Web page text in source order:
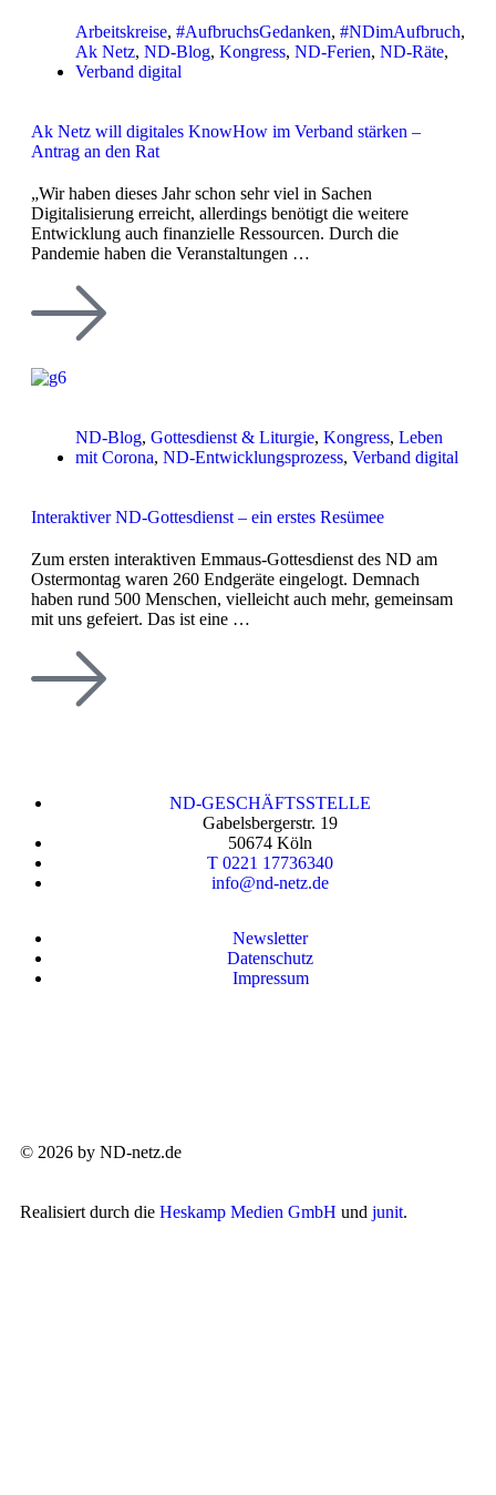
Arbeitskreise, #AufbruchsGedanken, #NDimAufbruch,
Ak Netz, ND-Blog, Kongress, ND-Ferien, ND-Räte,
Verband digital
Ak Netz will digitales KnowHow im Verband stärken –
Antrag an den Rat
„Wir haben dieses Jahr schon sehr viel in Sachen
Digitalisierung erreicht, allerdings benötigt die weitere
Entwicklung auch finanzielle Ressourcen. Durch die
Pandemie haben die Veranstaltungen …
ND-Blog, Gottesdienst & Liturgie, Kongress, Leben
mit Corona, ND-Entwicklungsprozess, Verband digital
Interaktiver ND-Gottesdienst – ein erstes Resümee
Zum ersten interaktiven Emmaus-Gottesdienst des ND am
Ostermontag waren 260 Endgeräte eingelogt. Demnach
haben rund 500 Menschen, vielleicht auch mehr, gemeinsam
mit uns gefeiert. Das ist eine …
ND-GESCHÄFTSSTELLE
Gabelsbergerstr. 19
50674 Köln
T 0221 17736340
info@nd-netz.de
Newsletter
Datenschutz
Impressum
© 2026 by ND-netz.de
Realisiert durch die Heskamp Medien GmbH und junit.